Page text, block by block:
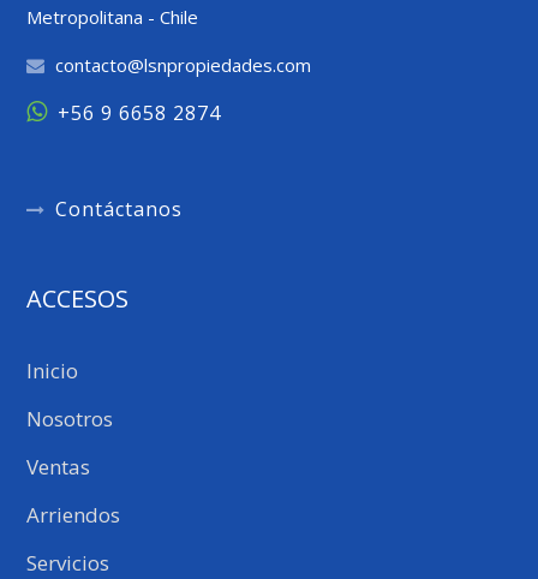
Metropolitana - Chile
+56 9 6658 2874
Contáctanos
ACCESOS
Inicio
Nosotros
Ventas
Arriendos
Servicios